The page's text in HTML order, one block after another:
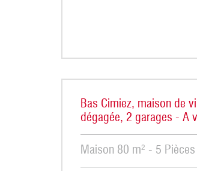
Bas Cimiez, maison de
dégagée, 2 garages - A
Maison 80 m² - 5